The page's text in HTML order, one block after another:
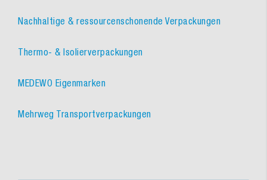
Nachhaltige & ressourcenschonende Verpackungen
Thermo- & Isolierverpackungen
MEDEWO Eigenmarken
Mehrweg Transportverpackungen